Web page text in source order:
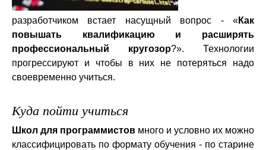
разработчиком встает насущный вопрос - «Как
повышать квалификацию и расширять
профессиональный кругозор?». Технологии
прогрессируют и чтобы в них не потеряться надо
своевременно учиться.
Куда пойти учиться
Школ для программистов много и условно их можно
классифицировать по формату обучения - по старине